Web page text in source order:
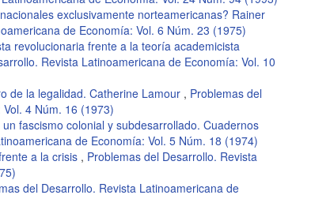
exclusivamente norteamericanas? Rainer
de Economía: Vol. 6 Núm. 23 (1975)
revolucionaria frente a la teoría academicista
Revista Latinoamericana de Economía: Vol. 10
de la legalidad. Catherine Lamour , Problemas del
4 Núm. 16 (1973)
fascismo colonial y subdesarrollado. Cuadernos
de Economía: Vol. 5 Núm. 18 (1974)
a la crisis , Problemas del Desarrollo. Revista
del Desarrollo. Revista Latinoamericana de